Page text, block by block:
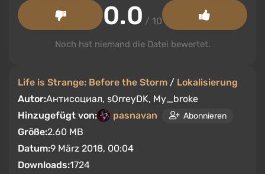
Life is Strange: Before the Storm / Lokalisierung
Autor:Антисоциал, sOrreyDK, My_broke
Hinzugefügt von:
pasnavan Abonnieren
Größe:2.60 MB
Datum:9 März 2018, 00:04
Downloads:1724
0.0 / 10
Noch hat niemand die Datei bewertet.